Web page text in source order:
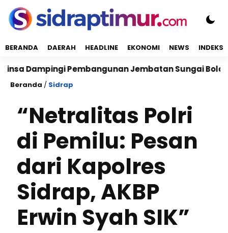
BERANDA DAERAH HEADLINE EKONOMI NEWS INDEKS
Pembangunan Jembatan Sungai Bolalele di
Beranda / Sidrap
“Netralitas Polri
di Pemilu: Pesan
dari Kapolres
Sidrap, AKBP
Erwin Syah SIK”